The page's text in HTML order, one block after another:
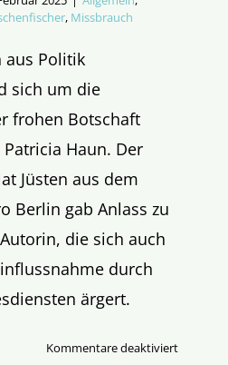
, Missbrauch
aus Politik
sich um die
frohen Botschaft
Haun. Der
Jüsten aus dem
Berlin gab Anlass zu
die sich auch
durch
ärgert.
Kommentare deaktiviertfür